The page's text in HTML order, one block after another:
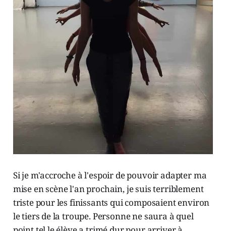
Si je m'accroche à l'espoir de pouvoir adapter ma
mise en scène l'an prochain, je suis terriblement
triste pour les finissants qui composaient environ
le tiers de la troupe. Personne ne saura à quel